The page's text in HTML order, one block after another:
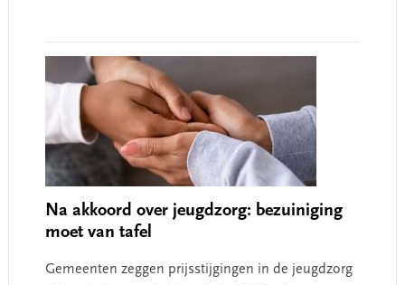
Na akkoord over jeugdzorg: bezuiniging
moet van tafel
Gemeenten zeggen prijsstijgingen in de jeugdzorg